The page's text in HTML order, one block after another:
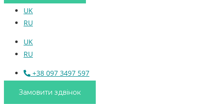
UK
RU
UK
RU
+38 097 3497 597
Замовити здвінок